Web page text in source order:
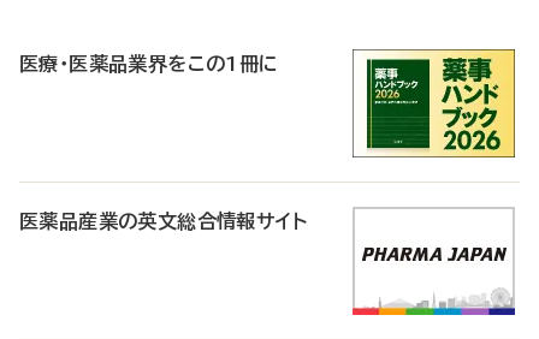
医療・医薬品業界をこの1冊に
医薬品産業の英文総合情報サイト